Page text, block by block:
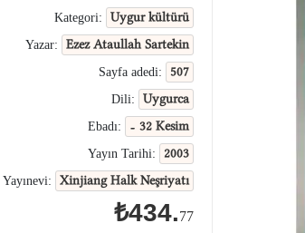
Kategori:
Uygur kültürü
Yazar: Ezez Ataullah Sartekin
Sayfa adedi: 507
Dili: Uygurca
Ebadı: - 32 Kesim
Yayın Tarihi: 2003
Yayınevi: Xinjiang Halk Neşriyatı
₺434.77